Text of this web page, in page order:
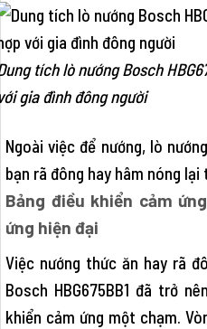
tích lò nướng Bosch
gia đình đông người
Ngoài việc để nướng, lò
bạn rã đông hay hâm nóng
Bảng điều khiển cảm
ứng hiện đại
Việc nướng thức ăn hay rã
Bosch HBG675BB1 đã trở
khiển cảm ứng một chạm.